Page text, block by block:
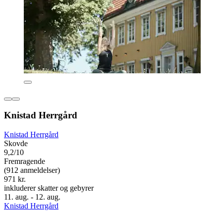
Knistad Herrgård
Knistad Herrgård
Skovde
9,2/10
Fremragende
(912 anmeldelser)
971 kr.
inkluderer skatter og gebyrer
11. aug. - 12. aug.
Knistad Herrgård